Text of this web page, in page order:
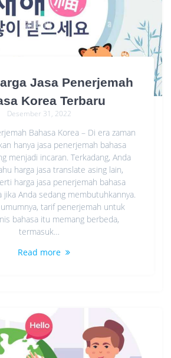
Jasa Penerjemah
Korea Terbaru
Desember 31, 2022
Bahasa Korea – Di era zaman
hanya jasa penerjemah bahasa
menjadi incaran. Terkadang, Anda
harga jasa translate asing lain,
harga jasa penerjemah bahasa
jika Anda sedang membutuhkannya.
tarif penerjemah untuk
bahasa itu memang berbeda,
termasuk…
Read more